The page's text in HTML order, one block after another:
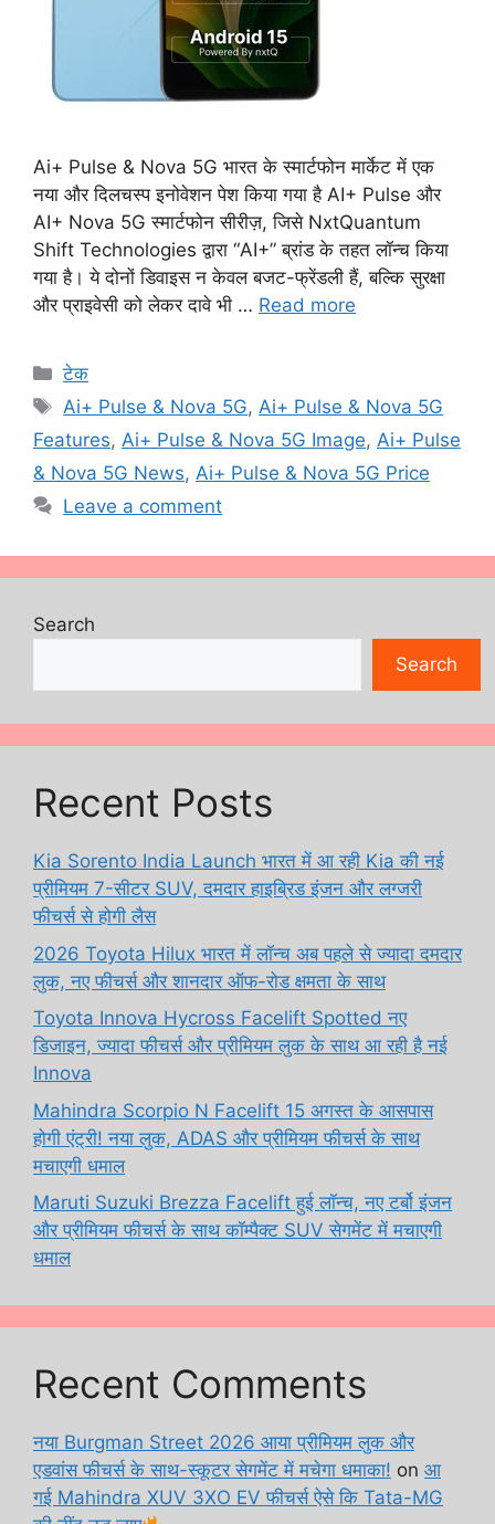
Ai+ Pulse & Nova 5G भारत के स्मार्टफोन मार्केट में एक
नया और दिलचस्प इनोवेशन पेश किया गया है AI+ Pulse और
AI+ Nova 5G स्मार्टफोन सीरीज़, जिसे NxtQuantum
Shift Technologies द्वारा “AI+” ब्रांड के तहत लॉन्च किया
गया है। ये दोनों डिवाइस न केवल बजट-फ्रेंडली हैं, बल्कि सुरक्षा
और प्राइवेसी को लेकर दावे भी … Read more
Categories
टेक
Tags
Ai+ Pulse & Nova 5G,Ai+ Pulse & Nova 5G
Features, Ai+ Pulse & Nova 5G Image, Ai+ Pulse
& Nova 5G News, Ai+ Pulse & Nova 5G Price
Leave a comment
Search
Search
Recent Posts
Kia Sorento India Launch भारत में आ रही Kia की नई
प्रीमियम 7-सीटर SUV, दमदार हाइब्रिड इंजन और लग्जरी
फीचर्स से होगी लैस
2026 Toyota Hilux भारत में लॉन्च अब पहले से ज्यादा दमदार
लुक, नए फीचर्स और शानदार ऑफ-रोड क्षमता के साथ
Toyota Innova Hycross Facelift Spotted नए
डिजाइन, ज्यादा फीचर्स और प्रीमियम लुक के साथ आ रही है नई
Innova
Mahindra Scorpio N Facelift 15 अगस्त के आसपास
होगी एंट्री! नया लुक, ADAS और प्रीमियम फीचर्स के साथ
मचाएगी धमाल
Maruti Suzuki Brezza Facelift हुई लॉन्च, नए टर्बो इंजन
और प्रीमियम फीचर्स के साथ कॉम्पैक्ट SUV सेगमेंट में मचाएगी
धमाल
Recent Comments
नया Burgman Street 2026 आया प्रीमियम लुक और
एडवांस फीचर्स के साथ-स्कूटर सेगमेंट में मचेगा धमाका! on आ
गई Mahindra XUV 3XO EV फीचर्स ऐसे कि Tata-MG